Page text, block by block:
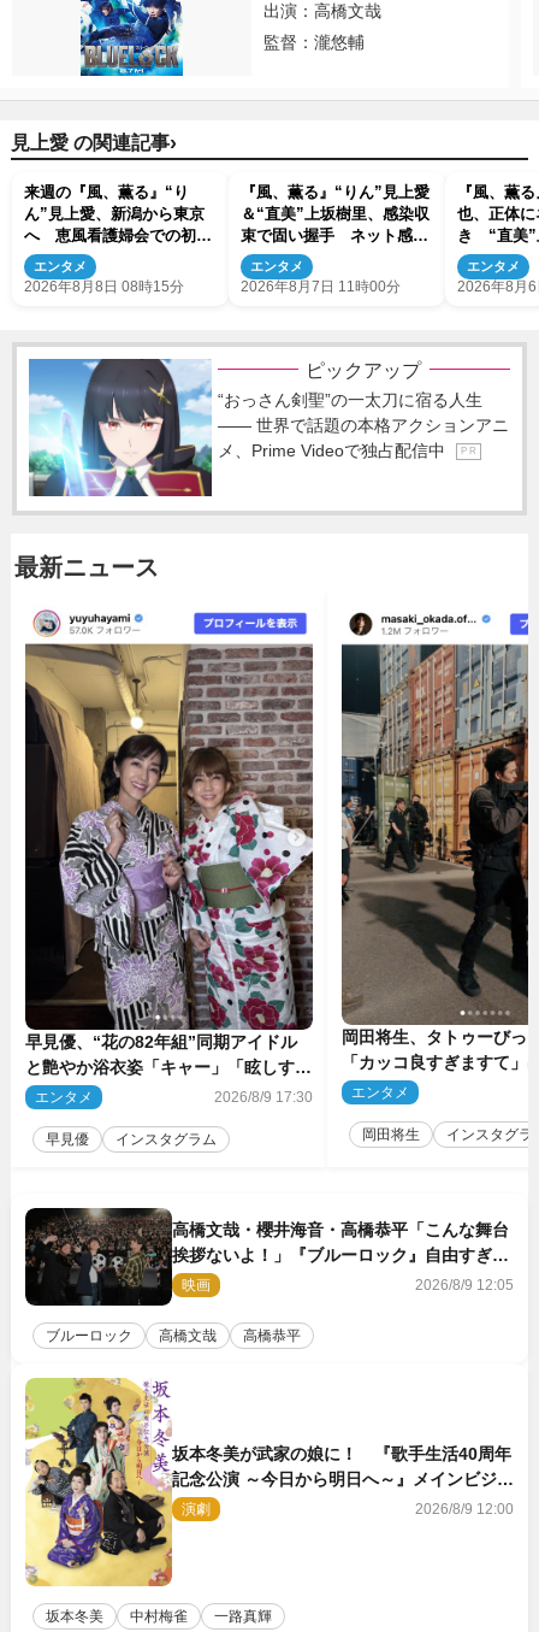
出演：高橋文哉
監督：瀧悠輔
見上愛 の関連記事›
来週の『風、薫る』“り
ん”見上愛、新潟から東京
へ 恵風看護婦会での初仕
事に向かう
エンタメ
2026年8月8日 08時15分
『風、薫る』“りん”見上愛
＆“直美”上坂樹里、感染収
束で固い握手 ネット感動
「このバディは最強」「ア
ツい」
エンタメ
2026年8月7日 11時00分
『風、薫
也、正体
き “直美”
会いにも
くれそう
エンタメ
2026年8月
ピックアップ
“おっさん剣聖”の一太刀に宿る人生
―― 世界で話題の本格アクションアニ
メ、Prime Videoで独占配信中
P R
最新ニュース
早見優、“花の82年組”同期アイドル
と艶やか浴衣姿「キャー」「眩しすぎ
ます」
エンタメ 2026/8/9 17:30
早見優 インスタグラム
岡田将生、タトゥーび
「カッコ良すぎますて」
マのオフショ多数公開
エンタメ
岡田将生 インスタグラ
高橋文哉・櫻井海音・高橋恭平「こんな舞台
挨拶ないよ！」『ブルーロック』自由すぎる
イベントレポート
映画 2026/8/9 12:05
ブルーロック 高橋文哉 高橋恭平
坂本冬美が武家の娘に！ 『歌手生活40周年
記念公演 ～今日から明日へ～』メインビジュ
アル公開
演劇 2026/8/9 12:00
坂本冬美 中村梅雀 一路真輝